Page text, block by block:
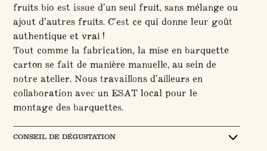
fruits bio est issue d’un seul fruit, sans mélange ou
ajout d’autres fruits. C’est ce qui donne leur goût
authentique et vrai !
Tout comme la fabrication, la mise en barquette
carton se fait de manière manuelle, au sein de
notre atelier. Nous travaillons d’ailleurs en
collaboration avec un ESAT local pour le
montage des barquettes.
CONSEIL DE DÉGUSTATION